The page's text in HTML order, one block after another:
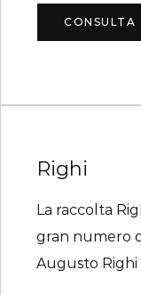
CONSULTA
Righi
La raccolta
gran numero
Augusto Righi